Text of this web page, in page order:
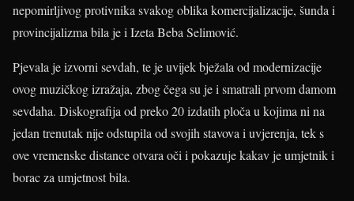
nepomirljivog protivnika svakog oblika komercijalizacije, šunda i
provincijalizma bila je i Izeta Beba Selimović.
Pjevala je izvorni sevdah, te je uvijek bježala od modernizacije
ovog muzičkog izražaja, zbog čega su je i smatrali prvom damom
sevdaha. Diskografija od preko 20 izdatih ploča u kojima ni na
jedan trenutak nije odstupila od svojih stavova i uvjerenja, tek s
ove vremenske distance otvara oči i pokazuje kakav je umjetnik i
borac za umjetnost bila.